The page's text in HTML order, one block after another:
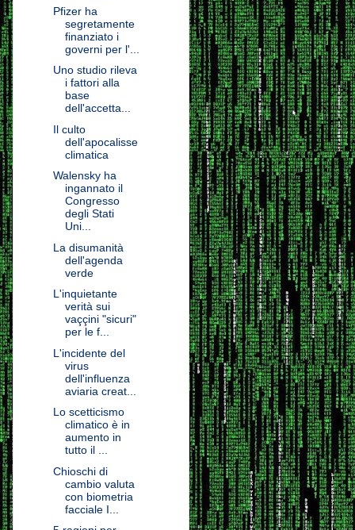
Pfizer ha
segretamente
finanziato i
governi per l'...
Uno studio rileva
i fattori alla
base
dell'accetta...
Il culto
dell'apocalisse
climatica
Walensky ha
ingannato il
Congresso
degli Stati
Uni...
La disumanità
dell'agenda
verde
L'inquietante
verità sui
vaççini "sicuri"
per le f...
L'incidente del
virus
dell'influenza
aviaria creat...
Lo scetticismo
climatico è in
aumento in
tutto il ...
Chioschi di
cambio valuta
con biometria
facciale I...